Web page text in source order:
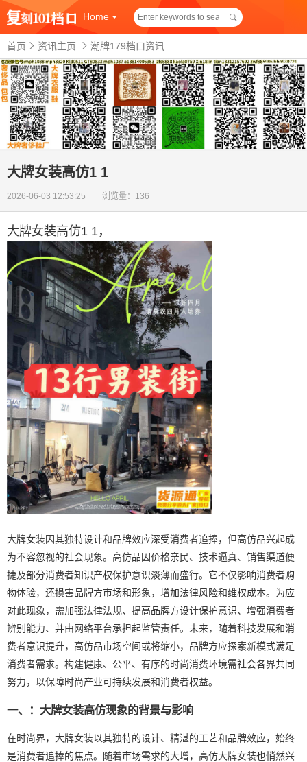
Home
首页 资讯主页 潮牌179档口资讯
大牌女装高仿1 1
2026-06-03 12:53:25 浏览量：136
大牌女装高仿1 1 ，
大牌女装因其独特设计和品牌效应深受消费者追捧，但高仿品兴起成
为不容忽视的社会现象。高仿品因价格亲民、技术逼真、销售渠道便
捷及部分消费者知识产权保护意识淡薄而盛行。它不仅影响消费者购
物体验，还损害品牌方市场和形象，增加法律风险和维权成本。为应
对此现象，需加强法律法规、提高品牌方设计保护意识、增强消费者
辨别能力、并由网络平台承担起监管责任。未来，随着科技发展和消
费者意识提升，高仿品市场空间或将缩小，品牌方应探索新模式满足
消费者需求。构建健康、公平、有序的时尚消费环境需社会各界共同
努力，以保障时尚产业可持续发展和消费者权益。
一、：大牌女装高仿现象的背景与影响
在时尚界，大牌女装以其独特的设计、精湛的工艺和品牌效应，始终
是消费者追捧的焦点。随着市场需求的大增，高仿大牌女装也悄然兴